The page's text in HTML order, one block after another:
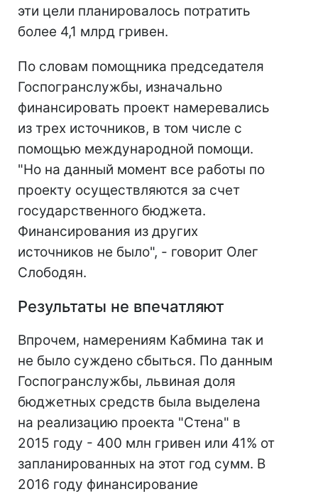
эти цели планировалось потратить
более 4,1 млрд гривен.
По словам помощника председателя
Госпогранслужбы, изначально
финансировать проект намеревались
из трех источников, в том числе с
помощью международной помощи.
"Но на данный момент все работы по
проекту осуществляются за счет
государственного бюджета.
Финансирования из других
источников не было", - говорит Олег
Слободян.
Результаты не впечатляют
Впрочем, намерениям Кабмина так и
не было суждено сбыться. По данным
Госпогранслужбы, львиная доля
бюджетных средств была выделена
на реализацию проекта "Стена" в
2015 году - 400 млн гривен или 41% от
запланированных на этот год сумм. В
2016 году финансирование